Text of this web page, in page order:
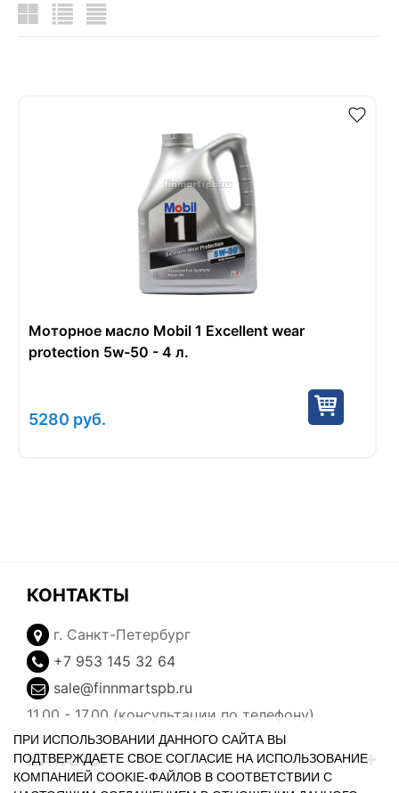
Моторное масло Mobil 1 Excellent wear
protection 5w-50 - 4 л.
5280 руб.
КОНТАКТЫ
г. Санкт-Петербург
+7 953 145 32 64
sale@finnmartspb.ru
11.00 - 17.00 (консультации по телефону)
КАТАЛОГ
ПРИ ИСПОЛЬЗОВАНИИ ДАННОГО САЙТА ВЫ
ПОДТВЕРЖДАЕТЕ СВОЕ СОГЛАСИЕ НА ИСПОЛЬЗОВАНИЕ
КОМПАНИЕЙ COOKIE-ФАЙЛОВ В СООТВЕТСТВИИ С